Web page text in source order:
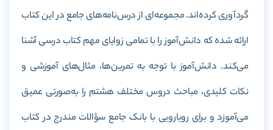
گردآوری کرده‌اند. مجموعه‌ای از درس‌نامه‌های جامع در این کتاب
ارائه شده که دانش‌آموز را با تمامی زوایای مهم کتاب درسی آشنا
می‌کند. دانش‌آموز با توجه به تمرین‌ها، مثال‌های آموزشی و
نکات کلیدی، مباحث دروس مختلف هشتم را به‌صورتی عمیق
می‌آموزد و برای رویارویی با بانک جامع سؤالات مندرج در کتاب